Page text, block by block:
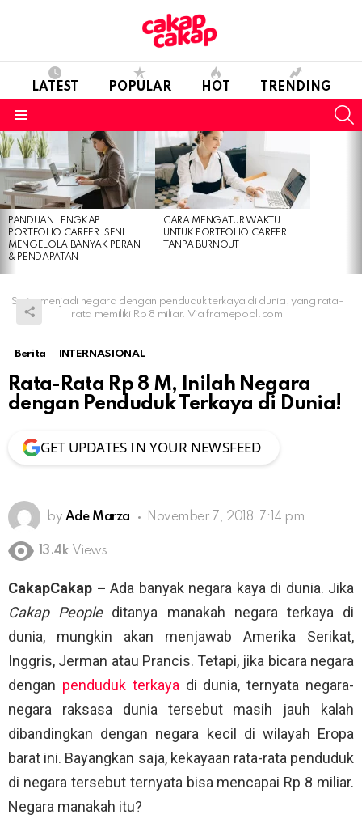
LATEST POPULAR HOT TRENDING
LATEST
STORIES
PANDUAN LENGKAP
PORTFOLIO CAREER: SENI
MENGELOLA BANYAK PERAN
& PENDAPATAN
CARA MENGATUR WAKTU
UNTUK PORTFOLIO CAREER
TANPA BURNOUT
Swiss menjadi negara dengan penduduk terkaya di dunia, yang rata-
rata memiliki Rp 8 miliar. Via framepool.com
Berita INTERNASIONAL
Rata-Rata Rp 8 M, Inilah Negara
dengan Penduduk Terkaya di Dunia!
GET UPDATES IN YOUR NEWSFEED
by Ade Marza November 7, 2018, 7:14 pm
13.4k Views
CakapCakap – Ada banyak negara kaya di dunia. Jika
Cakap Peopleditanya manakah negara terkaya di
dunia, mungkin akan menjawab Amerika Serikat,
Inggris, Jerman atau Prancis. Tetapi, jika bicara negara
dengan penduduk terkayadi dunia, ternyata negara-
negara raksasa dunia tersebut masih jauh kalah
dibandingkan dengan negara kecil di wilayah Eropa
barat ini. Bayangkan saja, kekayaan rata-rata penduduk
di negara tersebut ternyata bisa mencapai Rp 8 miliar.
Negara manakah itu?